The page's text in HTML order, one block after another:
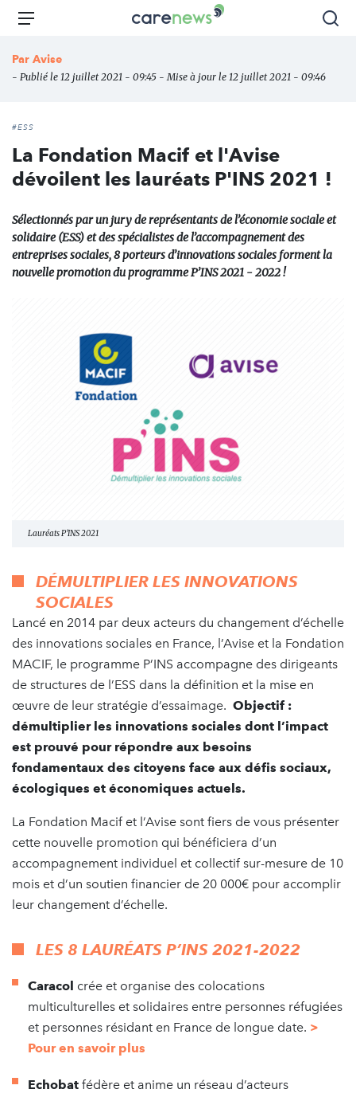
Aller
principal
Carenews,
des
Menu
Par Avise
- Publié le 12 juillet 2021 - 09:45 - Mise à jour le 12 juillet 2021 - 09:46
#ESS
La Fondation Macif et l'Avise
dévoilent les lauréats P'INS 2021 !
Sélectionnés par un jury de représentants de l’économie sociale et
solidaire (ESS) et des spécialistes de l’accompagnement des
entreprises sociales, 8 porteurs d’innovations sociales forment la
nouvelle promotion du programme P’INS 2021 - 2022 !
Lauréats P'INS 2021
DÉMULTIPLIER LES INNOVATIONS
SOCIALES
Lancé en 2014 par deux acteurs du changement d’échelle
des innovations sociales en France, l’Avise et la Fondation
MACIF, le programme P’INS accompagne des dirigeants
de structures de l’ESS dans la définition et la mise en
œuvre de leur stratégie d’essaimage. Objectif :
démultiplier les innovations sociales dont l’impact
est prouvé pour répondre aux besoins
fondamentaux des citoyens face aux défis sociaux,
écologiques et économiques actuels.
La Fondation Macif et l’Avise sont fiers de vous présenter
cette nouvelle promotion qui bénéficiera d’un
accompagnement individuel et collectif sur-mesure de 10
mois et d’un soutien financier de 20 000€ pour accomplir
leur changement d’échelle.
LES 8 LAURÉATS P’INS 2021-2022
Caracol crée et organise des colocations
multiculturelles et solidaires entre personnes réfugiées
et personnes résidant en France de longue date. >
Pour en savoir plus
Echobat fédère et anime un réseau d’acteurs